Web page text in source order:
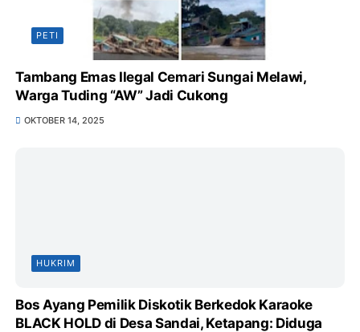
PETI
Tambang Emas Ilegal Cemari Sungai Melawi,
Warga Tuding “AW” Jadi Cukong
OKTOBER 14, 2025
HUKRIM
Bos Ayang Pemilik Diskotik Berkedok Karaoke
BLACK HOLD di Desa Sandai, Ketapang: Diduga